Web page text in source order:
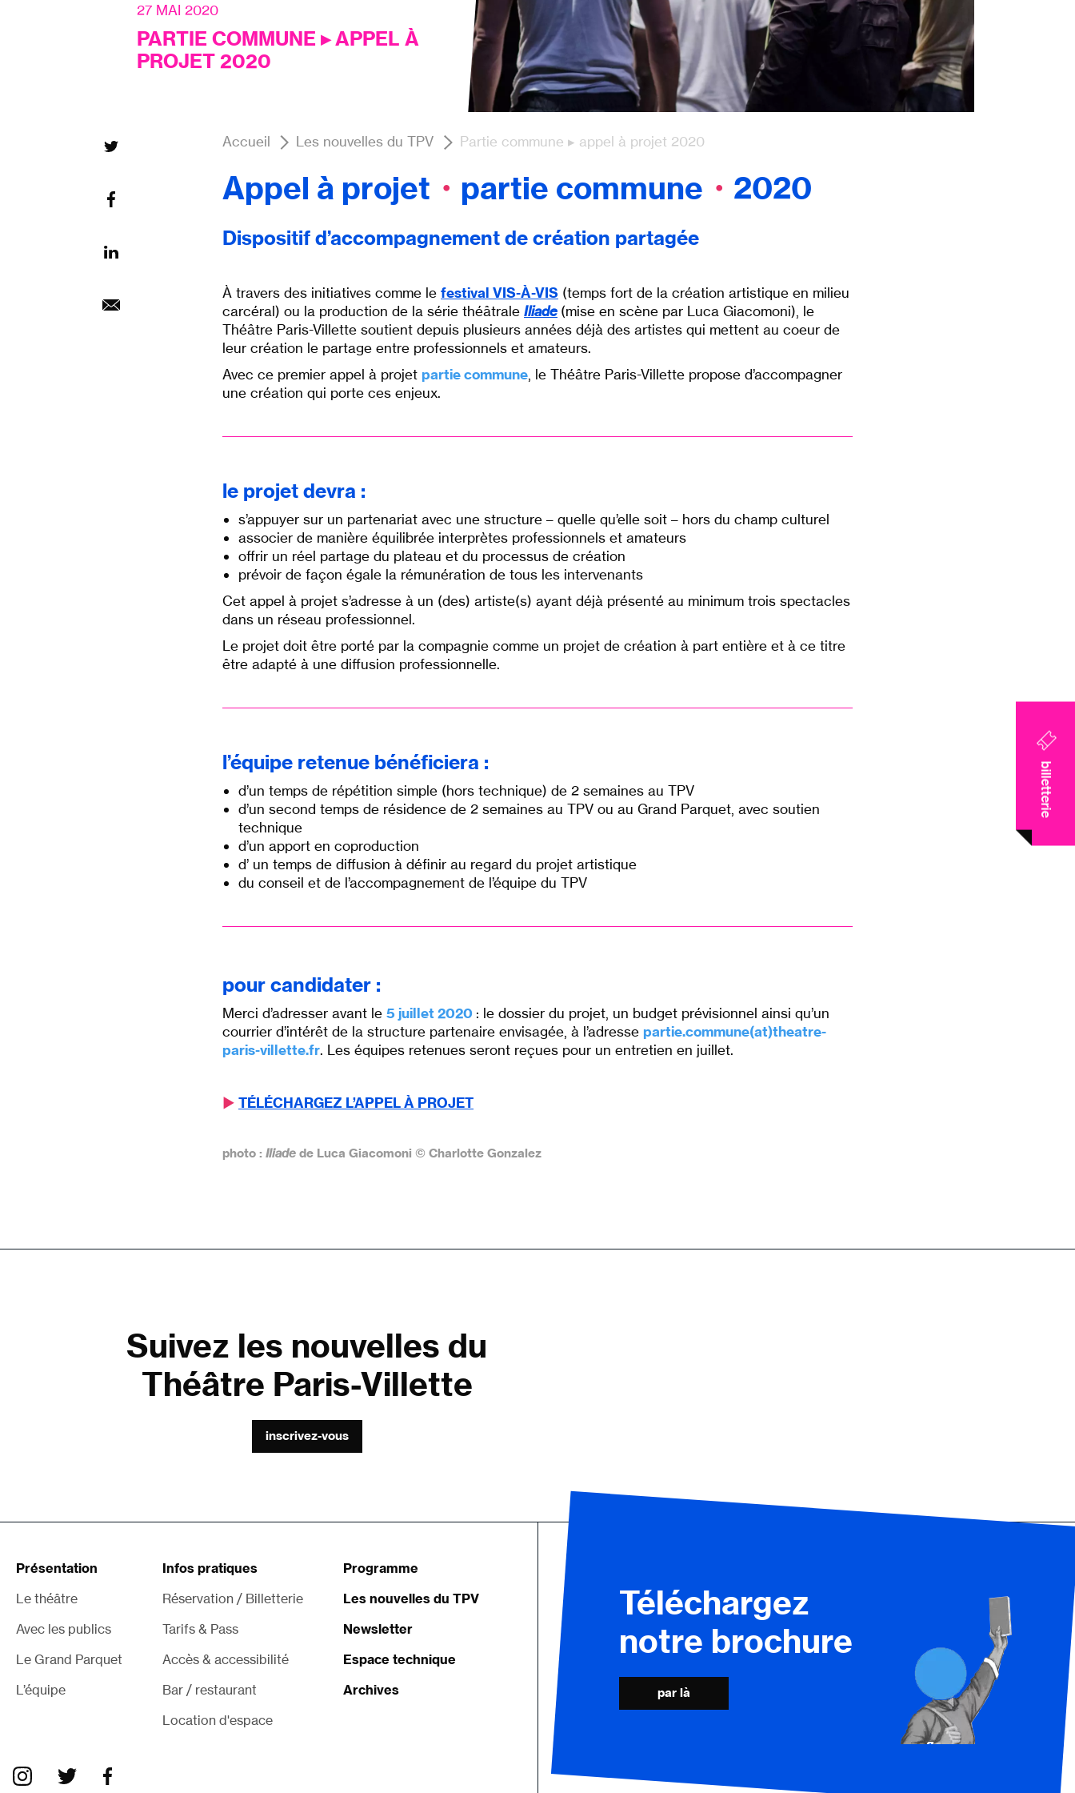
billetterie
27 MAI 2020
PARTIE COMMUNE ▸ APPEL À
PROJET 2020
Accueil Les nouvelles du TPV Partie commune ▸ appel à projet 2020
Appel à projet ・ partie commune ・ 2020
Dispositif d’accompagnement de création partagée
À travers des initiatives comme le festival VIS-À-VIS (temps fort de la création artistique en milieu
carcéral) ou la production de la série théâtrale Iliade (mise en scène par Luca Giacomoni), le
Théâtre Paris-Villette soutient depuis plusieurs années déjà des artistes qui mettent au coeur de
leur création le partage entre professionnels et amateurs.
Avec ce premier appel à projet partie commune, le Théâtre Paris-Villette propose d’accompagner
une création qui porte ces enjeux.
le projet devra :
s’appuyer sur un partenariat avec une structure – quelle qu’elle soit – hors du champ culturel
associer de manière équilibrée interprètes professionnels et amateurs
offrir un réel partage du plateau et du processus de création
prévoir de façon égale la rémunération de tous les intervenants
Cet appel à projet s’adresse à un (des) artiste(s) ayant déjà présenté au minimum trois spectacles
dans un réseau professionnel.
Le projet doit être porté par la compagnie comme un projet de création à part entière et à ce titre
être adapté à une diffusion professionnelle.
l’équipe retenue bénéficiera :
d’un temps de répétition simple (hors technique) de 2 semaines au TPV
d’un second temps de résidence de 2 semaines au TPV ou au Grand Parquet, avec soutien
technique
d’un apport en coproduction
d’ un temps de diffusion à définir au regard du projet artistique
du conseil et de l’accompagnement de l’équipe du TPV
pour candidater :
Merci d’adresser avant le 5 juillet 2020 : le dossier du projet, un budget prévisionnel ainsi qu’un
courrier d’intérêt de la structure partenaire envisagée, à l’adresse partie.commune(at)theatre-
paris-villette.fr. Les équipes retenues seront reçues pour un entretien en juillet.
▶︎ TÉLÉCHARGEZ L’APPEL À PROJET
photo : Iliade de Luca Giacomoni © Charlotte Gonzalez
Suivez les nouvelles du
Théâtre Paris-Villette
inscrivez-vous
Présentation
Le théâtre
Avec les publics
Le Grand Parquet
L’équipe
Infos pratiques
Réservation / Billetterie
Tarifs & Pass
Accès & accessibilité
Bar / restaurant
Location d'espace
Programme
Les nouvelles du TPV
Newsletter
Espace technique
Archives
Téléchargez
notre brochure
par là